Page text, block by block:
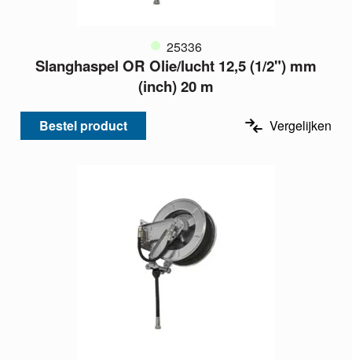
25336
Slanghaspel OR Olie/lucht 12,5 (1/2") mm
(inch) 20 m
Bestel product Vergelijken